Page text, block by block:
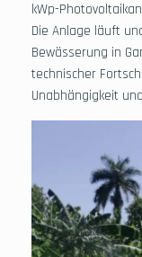
kWp-
Die Anlage läuft
Bewässerung in
technischer
Unabhängigkeit